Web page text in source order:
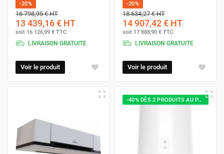
-20%
16 798,95 €HT
13 439,16 € HT
soit 16 126,99 € TTC
LIVRAISON GRATUITE
Voir le produit
-20%
18 634,27 €HT
14 907,42 € HT
soit 17 888,90 € TTC
LIVRAISON GRATUITE
Voir le produit
-40% DÈS 2 PRODUITS AU PANIER